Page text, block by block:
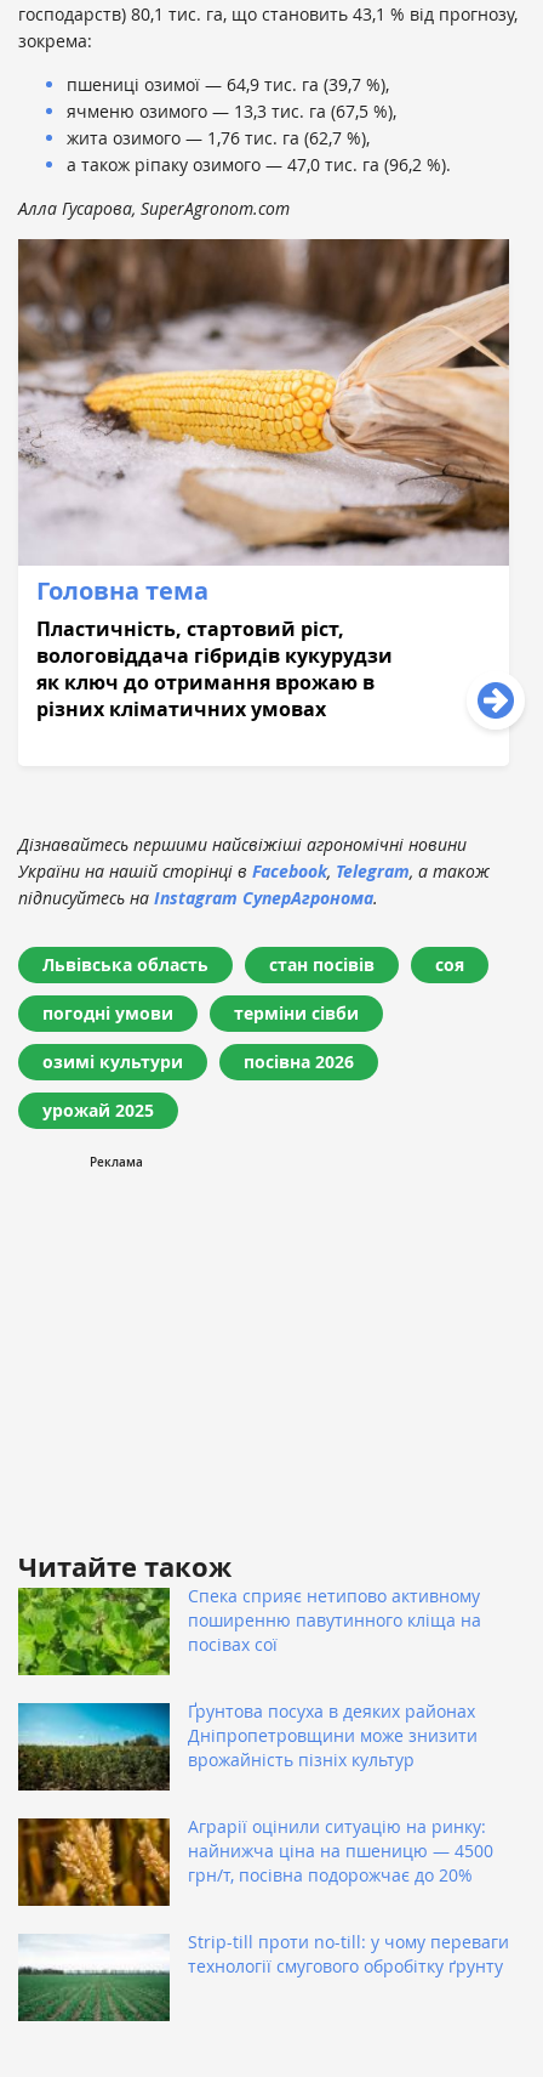
господарств) 80,1 тис. га, що становить 43,1 % від прогнозу,
зокрема:
пшениці озимої — 64,9 тис. га (39,7 %),
ячменю озимого — 13,3 тис. га (67,5 %),
жита озимого — 1,76 тис. га (62,7 %),
а також ріпаку озимого — 47,0 тис. га (96,2 %).
Алла Гусарова, SuperAgronom.com
Головна тема
Пластичність, стартовий ріст,
вологовіддача гібридів кукурудзи
як ключ до отримання врожаю в
різних кліматичних умовах
Дізнавайтесь першими найсвіжіші агрономічні новини
України на нашій сторінці в Facebook, Telegram, а також
підписуйтесь на Instagram СуперАгронома.
Львівська область стан посівів соя
погодні умови терміни сівби
озимі культури посівна 2026
урожай 2025
Читайте також
Спека сприяє нетипово активному
поширенню павутинного кліща на
посівах сої
Ґрунтова посуха в деяких районах
Дніпропетровщини може знизити
врожайність пізніх культур
Аграрії оцінили ситуацію на ринку:
найнижча ціна на пшеницю — 4500
грн/т, посівна подорожчає до 20%
Strip-till проти no-till: у чому переваги
технології смугового обробітку ґрунту